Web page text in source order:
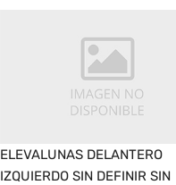
ELEVALUNAS DELANTERO
IZQUIERDO SIN DEFINIR SIN